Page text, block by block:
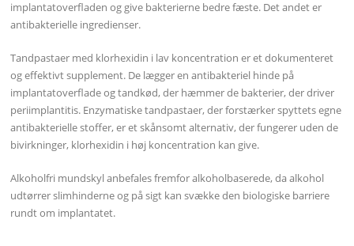
implantatoverfladen og give bakterierne bedre fæste. Det andet er
antibakterielle ingredienser.
Tandpastaer med klorhexidin i lav koncentration er et dokumenteret
og effektivt supplement. De lægger en antibakteriel hinde på
implantatoverflade og tandkød, der hæmmer de bakterier, der driver
periimplantitis. Enzymatiske tandpastaer, der forstærker spyttets egne
antibakterielle stoffer, er et skånsomt alternativ, der fungerer uden de
bivirkninger, klorhexidin i høj koncentration kan give.
Alkoholfri mundskyl anbefales fremfor alkoholbaserede, da alkohol
udtørrer slimhinderne og på sigt kan svække den biologiske barriere
rundt om implantatet.